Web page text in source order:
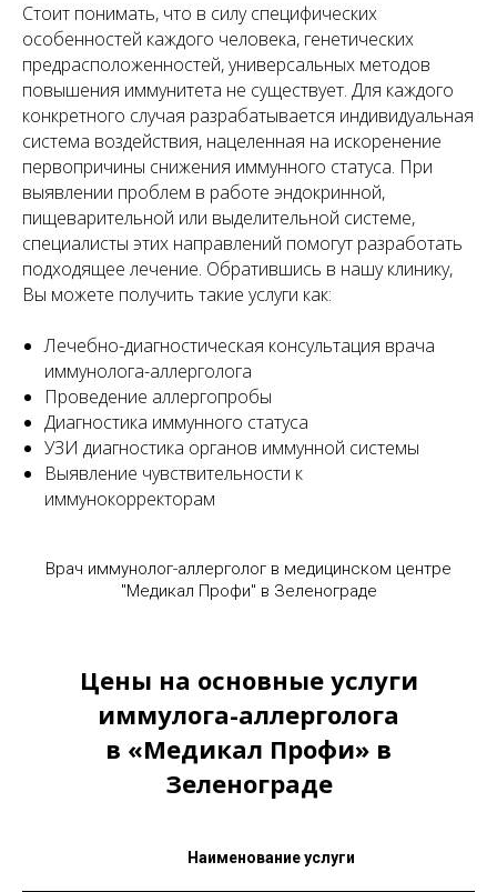
Стоит понимать, что в силу специфических
особенностей каждого человека, генетических
предрасположенностей, универсальных методов
повышения иммунитета не существует. Для каждого
конкретного случая разрабатывается индивидуальная
система воздействия, нацеленная на искоренение
первопричины снижения иммунного статуса. При
выявлении проблем в работе эндокринной,
пищеварительной или выделительной системе,
специалисты этих направлений помогут разработать
подходящее лечение. Обратившись в нашу клинику,
Вы можете получить такие услуги как:
Лечебно-диагностическая консультация врача
иммунолога-аллерголога
Проведение аллергопробы
Диагностика иммунного статуса
УЗИ диагностика органов иммунной системы
Выявление чувствительности к
иммунокорректорам
Врач иммунолог-аллерголог в медицинском центре
"Медикал Профи" в Зеленограде
Цены на основные услуги
иммулога-аллерголога
в «Медикал Профи» в
Зеленограде
Наименование услуги